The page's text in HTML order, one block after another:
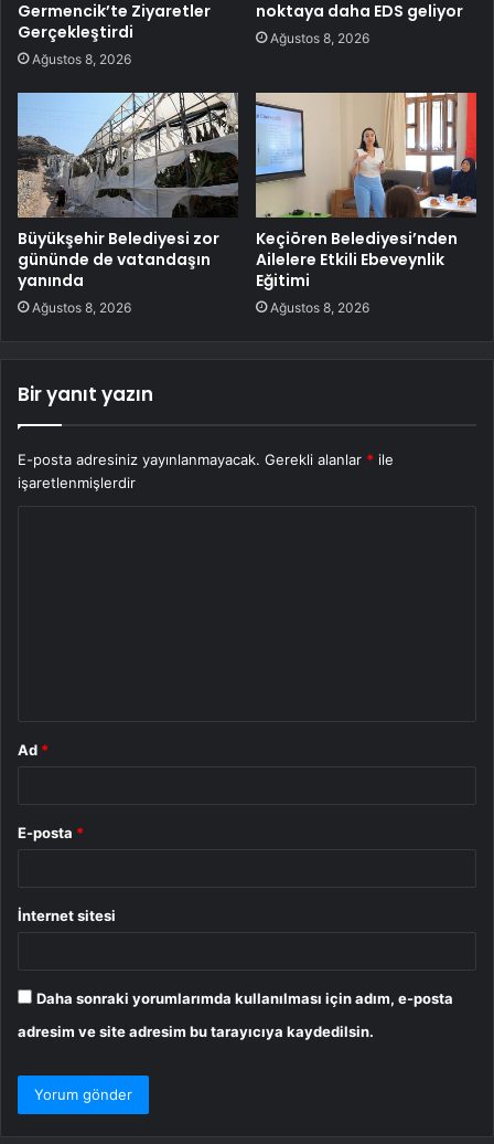
Germencik’te Ziyaretler
Gerçekleştirdi
Ağustos 8, 2026
noktaya daha EDS geliyor
Ağustos 8, 2026
Büyükşehir Belediyesi zor
gününde de vatandaşın
yanında
Ağustos 8, 2026
Keçiören Belediyesi’nden
Ailelere Etkili Ebeveynlik
Eğitimi
Ağustos 8, 2026
Bir yanıt yazın
E-posta adresiniz yayınlanmayacak. Gerekli alanlar * ile
işaretlenmişlerdir
Ad *
E-posta *
İnternet sitesi
Daha sonraki yorumlarımda kullanılması için adım, e-posta
adresim ve site adresim bu tarayıcıya kaydedilsin.